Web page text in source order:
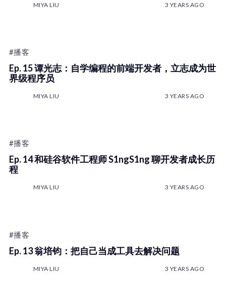
MIYA LIU 3 YEARS AGO
#播客
Ep. 15 谭光志：自学编程的前端开发者，立志成为世
界级程序员
MIYA LIU 3 YEARS AGO
#播客
Ep. 14 和硅谷软件工程师 S1ngS1ng 聊开发者成长历
程
MIYA LIU 3 YEARS AGO
#播客
Ep. 13 翁培钧：把自己当成工具去解决问题
MIYA LIU 3 YEARS AGO